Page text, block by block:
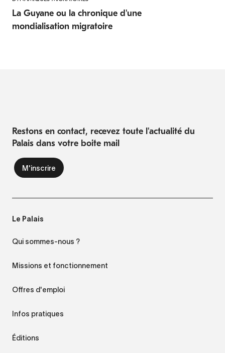
La Guyane ou la chronique d'une
mondialisation migratoire
Restons en contact, recevez toute l'actualité du
Palais dans votre boite mail
Le Palais
Qui sommes-nous ?
Missions et fonctionnement
Offres d'emploi
Infos pratiques
Éditions